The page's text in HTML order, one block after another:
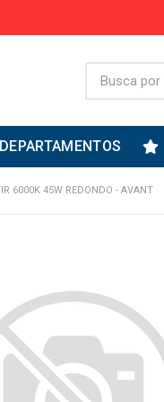
DEPARTAMENTOS
6000K 45W REDONDO - AVANT